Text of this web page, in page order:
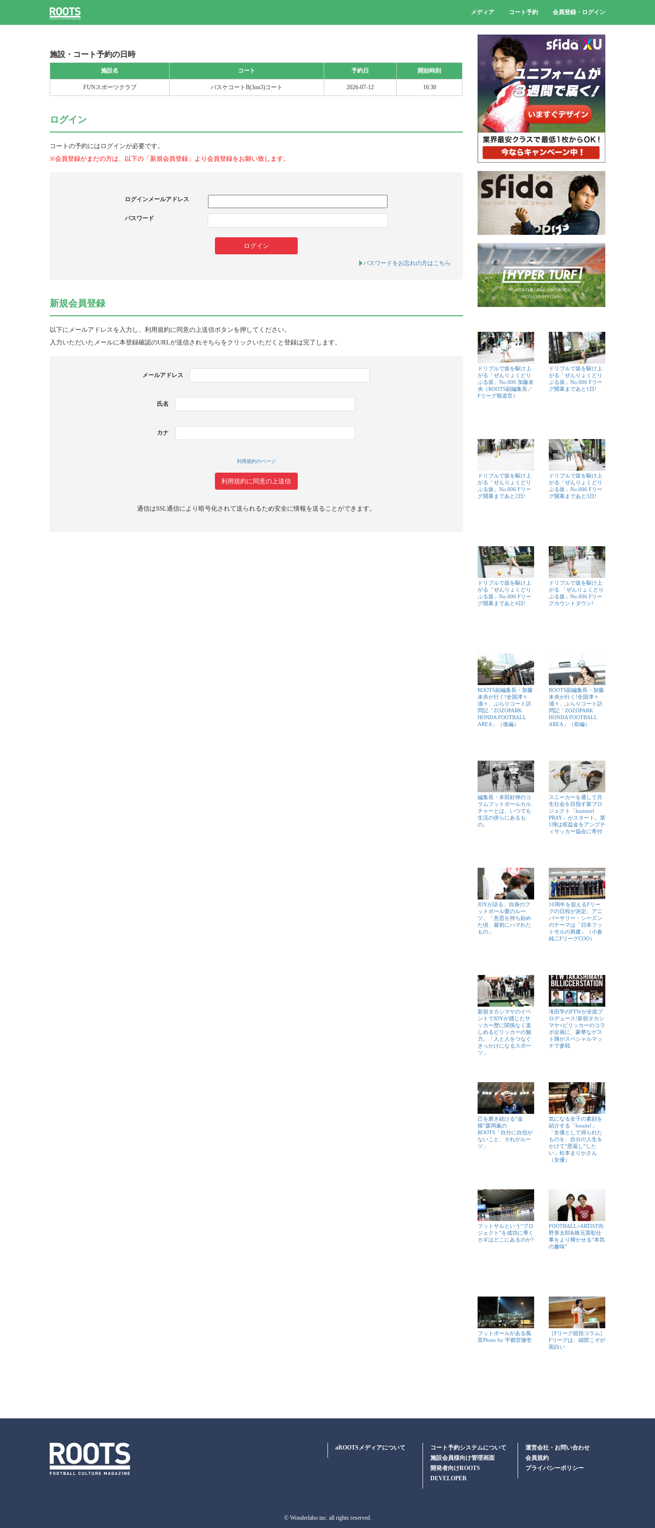
メディア コート予約 会員登録・ログイン
施設・コート予約の日時
施設名 コート 予約日 開始時刻
FUNスポーツクラブ バスケコートB(3on3)コート 2026-07-12 16:30
ログイン
コートの予約にはログインが必要です。
※会員登録がまだの方は、以下の「新規会員登録」より会員登録をお願い致します。
ログインメールアドレス
パスワード
パスワードをお忘れの方はこちら
新規会員登録
以下にメールアドレスを入力し、利用規約に同意の上送信ボタンを押してください。
入力いただいたメールに本登録確認のURLが送信されそちらをクリックいただくと登録は完了します。
メールアドレス
氏名
カナ
利用規約のページ
通信はSSL通信により暗号化されて送られるため安全に情報を送ることができます。
ドリブルで坂を駆け上
がる「ぜんりょくどり
ぶる坂」No.006 加藤未
央（ROOTS副編集長／
Fリーグ報道官）
ドリブルで坂を駆け上
がる「ぜんりょくどり
ぶる坂」No.006 Fリー
グ開幕まであと1日!
ドリブルで坂を駆け上
がる「ぜんりょくどり
ぶる坂」No.006 Fリー
グ開幕まであと2日!
ドリブルで坂を駆け上
がる「ぜんりょくどり
ぶる坂」No.006 Fリー
グ開幕まであと3日!
ドリブルで坂を駆け上
がる「ぜんりょくどり
ぶる坂」No.006 Fリー
グ開幕まであと4日!
ドリブルで坂を駆け上
がる 「ぜんりょくどり
ぶる坂」No.006 Fリー
グカウントダウン!
ROOTS副編集長・加藤
未央が行く!全国津々
浦々、ぶらりコート訪
問記「ZOZOPARK
HONDA FOOTBALL
AREA」（後編）
ROOTS副編集長・加藤
未央が行く!全国津々
浦々、ぶらりコート訪
問記「ZOZOPARK
HONDA FOOTBALL
AREA」（前編）
編集長・本田好伸のコ
ラムフットボールカル
チャーとは、いつでも
生活の傍らにあるも
の。
スニーカーを通して共
生社会を目指す新プロ
ジェクト「hummel
PRAY」がスタート。第
1弾は収益金をアンプテ
ィサッカー協会に寄付
JOYが語る、自身のフ
ットボール愛のルー
ツ。「意思を持ち始め
た頃、最初にハマれた
もの」
10周年を迎えるFリー
グの日程が決定。アニ
バーサリー・シーズン
のテーマは「日本フッ
トサルの再建」（小倉
純二FリーグCOO）
新宿タカシマヤのイベ
ントでJOYが感じたサ
ッカー歴に関係なく楽
しめるビリッカーの魅
力。「人と人をつなぐ
きっかけになるスポー
ツ」
滝田学のFTWが全面プ
ロデュース!新宿タカシ
マヤ×ビリッカーのコラ
ボ企画に、豪華なゲス
ト陣がスペシャルマッ
チで参戦
己を磨き続ける“金
狼”森岡薫の
ROOTS「自分に自信が
ないこと、それがルー
ツ」
気になる女子の素顔を
紹介する「bonita!」
「女優として得られた
ものを、自分の人生を
かけて“恩返し”した
い」松本まりかさん
（女優）
フットサルという“プロ
ジェクト”を成功に導く
カギはどこにあるのか?
FOOTBALL×ARTIST向
野章太郎&株元英彰仕
事をより輝かせる“本気
の趣味”
フットボールがある風
景Photo by 宇都宮徹壱
［Fリーグ総括コラム］
Fリーグは、細部こそが
面白い
aROOTSメディアについて
コート予約システムについて
施設会員様向け管理画面
開発者向けROOTS
DEVELOPER
運営会社・お問い合わせ
会員規約
プライバシーポリシー
© Wonderlabo inc. all rights reserved.